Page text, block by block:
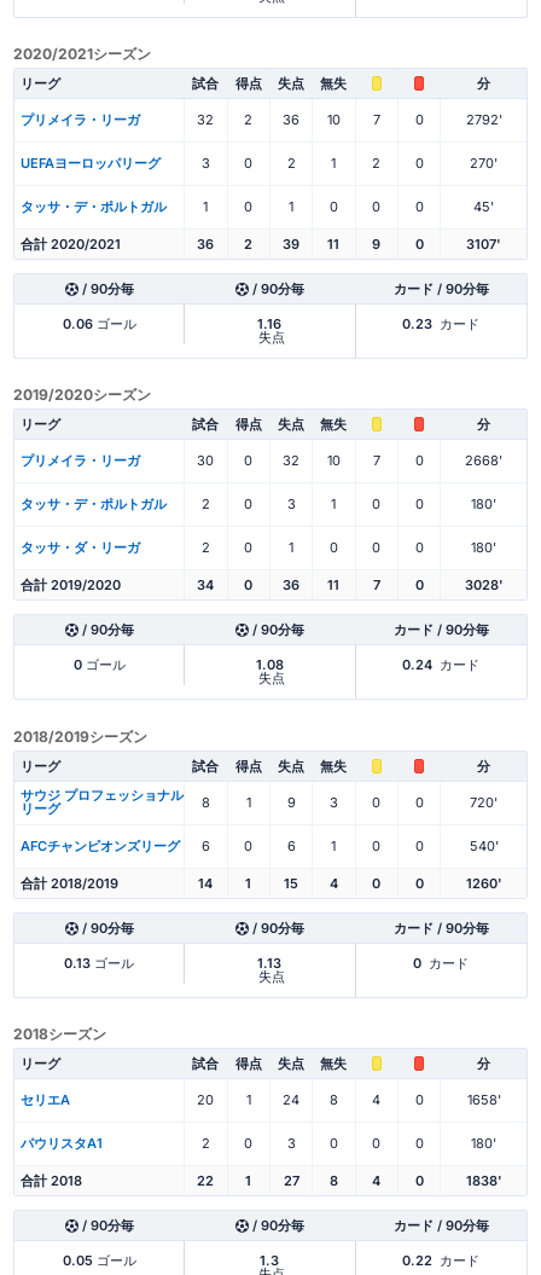
2020/2021シーズン
リーグ 試合 得点 失点 無失 分
プリメイラ・リーガ 32 2 36 10 7 0 2792'
UEFAヨーロッパリーグ 3 0 2 1 2 0 270'
タッサ・デ・ポルトガル 1 0 1 0 0 0 45'
合計 2020/2021 36 2 39 11 9 0 3107'
/ 90分毎 / 90分毎 カード / 90分毎
0.06ゴール 1.16
失点
0.23 カード
2019/2020シーズン
リーグ 試合 得点 失点 無失 分
プリメイラ・リーガ 30 0 32 10 7 0 2668'
タッサ・デ・ポルトガル 2 0 3 1 0 0 180'
タッサ・ダ・リーガ 2 0 1 0 0 0 180'
合計 2019/2020 34 0 36 11 7 0 3028'
/ 90分毎 / 90分毎 カード / 90分毎
0ゴール 1.08
失点
0.24 カード
2018/2019シーズン
リーグ 試合 得点 失点 無失
分
サウジ プロフェッショナル
リーグ 8 1 9 3 0 0 720'
AFCチャンピオンズリーグ 6 0 6 1 0 0 540'
合計 2018/2019 14 1 15 4 0 0 1260'
/ 90分毎 / 90分毎 カード / 90分毎
0.13 ゴール 1.13
失点
0 カード
2018シーズン
リーグ 試合 得点 失点 無失 分
セリエA 20 1 24 8 4 0 1658'
パウリスタA1 2 0 3 0 0 0 180'
合計 2018 22 1 27 8 4 0 1838'
/ 90分毎 / 90分毎 カード / 90分毎
0.05ゴール 1.3 0.22 カード